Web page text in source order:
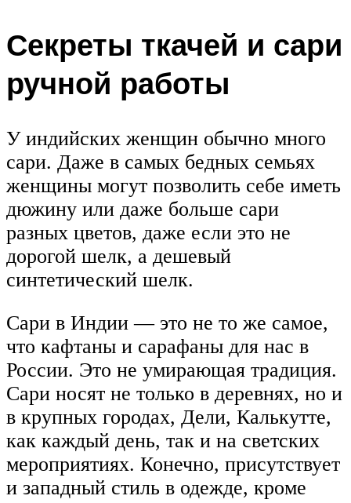
Секреты ткачей и сари
ручной работы
У индийских женщин обычно много
сари. Даже в самых бедных семьях
женщины могут позволить себе иметь
дюжину или даже больше сари
разных цветов, даже если это не
дорогой шелк, а дешевый
синтетический шелк.
Сари в Индии — это не то же самое,
что кафтаны и сарафаны для нас в
России. Это не умирающая традиция.
Сари носят не только в деревнях, но и
в крупных городах, Дели, Калькутте,
как каждый день, так и на светских
мероприятиях. Конечно, присутствует
и западный стиль в одежде, кроме